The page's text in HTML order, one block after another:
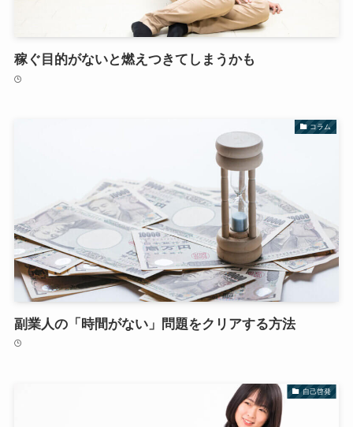
稼ぐ目的がないと燃えつきてしまうかも
コラム
副業人の「時間がない」問題をクリアする方法
自己啓発